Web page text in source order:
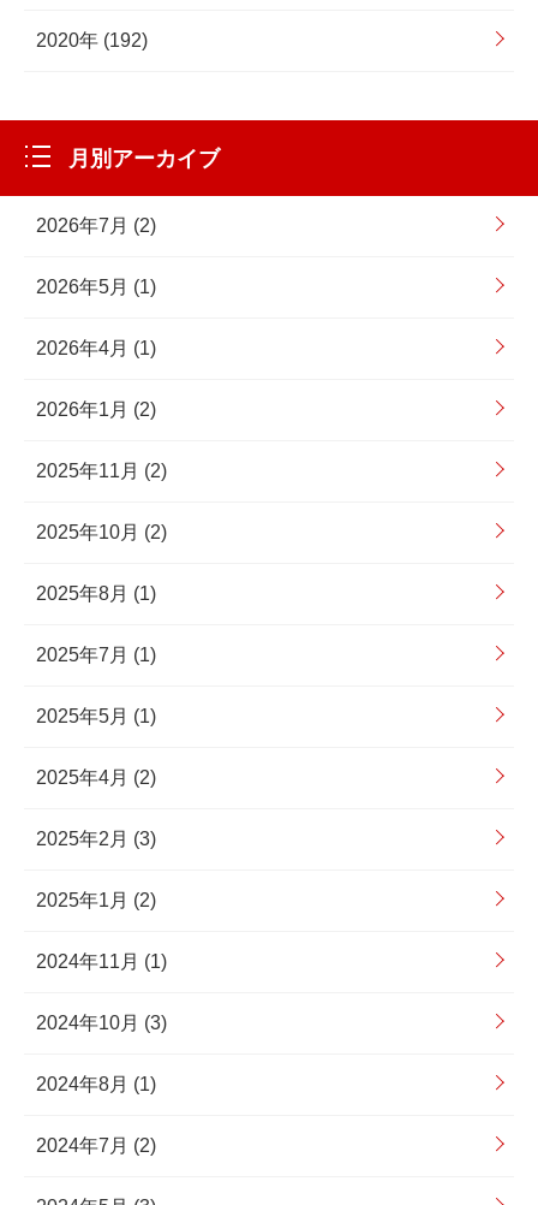
2020年 (192)
月別アーカイブ
2026年7月 (2)
2026年5月 (1)
2026年4月 (1)
2026年1月 (2)
2025年11月 (2)
2025年10月 (2)
2025年8月 (1)
2025年7月 (1)
2025年5月 (1)
2025年4月 (2)
2025年2月 (3)
2025年1月 (2)
2024年11月 (1)
2024年10月 (3)
2024年8月 (1)
2024年7月 (2)